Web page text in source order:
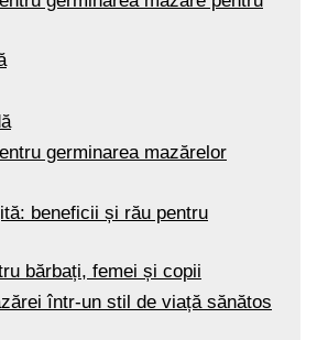
germinarea mazărelor
beneficii și rău pentru
bărbați, femei și copii
într-un stil de viață sănătos